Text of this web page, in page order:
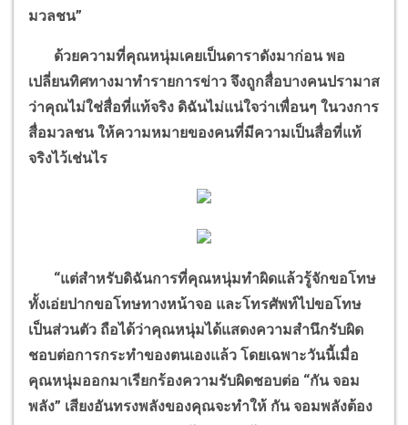
มวลชน”
ด้วยความที่คุณหนุ่มเคยเป็นดาราดังมาก่อน พอ
เปลี่ยนทิศทางมาทำรายการข่าว จึงถูกสื่อบางคนปรามาส
ว่าคุณไม่ใช่สื่อที่แท้จริง ดิฉันไม่แน่ใจว่าเพื่อนๆ ในวงการ
สื่อมวลชน ให้ความหมายของคนที่มีความเป็นสื่อที่แท้
จริงไว้เช่นไร
“แต่สำหรับดิฉันการที่คุณหนุ่มทำผิดแล้วรู้จักขอโทษ
ทั้งเอ่ยปากขอโทษทางหน้าจอ และโทรศัพท์ไปขอโทษ
เป็นส่วนตัว ถือได้ว่าคุณหนุ่มได้แสดงความสำนึกรับผิด
ชอบต่อการกระทำของตนเองแล้ว โดยเฉพาะวันนี้เมื่อ
คุณหนุ่มออกมาเรียกร้องความรับผิดชอบต่อ “กัน จอม
พลัง” เสียงอันทรงพลังของคุณจะทำให้ กัน จอมพลังต้อง